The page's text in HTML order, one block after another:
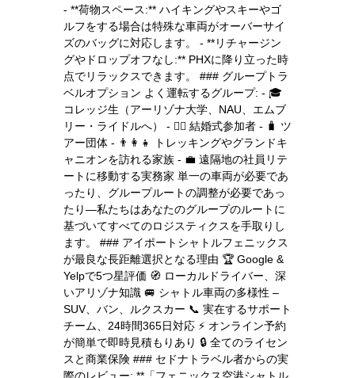
- **荷物スペース:** ハイキングやスキーやゴ
ルフをする場合は特殊な車両がオーバーサイ
ズのバッグに対応します。 - **リチャージン
グやドロップオフなし:** PHXに降り立った時
点でリラックスできます。 ### グループトラ
ベルオプション よく運転するグループ: - 🎓
コレッジ生（アーリゾナ大学、NAU、エムブ
リー・ライドルへ） - 👯‍♀️ 結婚式参加者 - 🧳 ツ
アー団体 - 👨‍👩‍👧 トレッキングやグランドキ
ャニオンを訪れる家族 - 💼 遠隔地の社員リテ
ートに移動する実務家 単一の車両が必要であ
ったり、グループルートの調整が必要であっ
たり—私たちはあなたのグループのルートに
基づいてすべてのロジスティクスを手取りし
ます。 ### アイポートシャトルフェニックス
が最良な長距離選択となる理由 🏆 Google &
Yelpで5つ星評価 🧭 ローカルドライバー、深
いアリゾナ知識 🚐 シャトル車両の多様性 –
SUV、バン、ルクスカー 📞 実在するサポート
チーム、24時間365日対応 ⚡ オンライン予約
が簡単で即時見積もりあり 🔒 全てのライセン
スと商業保険 ### セドナトラベル者からの実
際のレビュー: **「フェニックス空港シャトル